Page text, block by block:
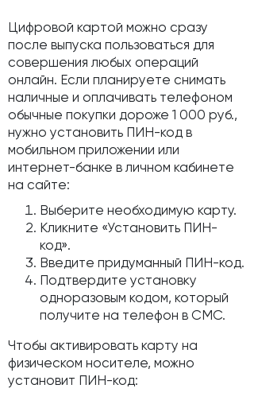
Цифровой картой можно сразу
после выпуска пользоваться для
совершения любых операций
онлайн. Если планируете снимать
наличные и оплачивать телефоном
обычные покупки дороже 1 000 руб.,
нужно установить ПИН-код в
мобильном приложении или
интернет-банке в личном кабинете
на сайте:
Выберите необходимую карту.
Кликните «Установить ПИН-
код».
Введите придуманный ПИН-код.
Подтвердите установку
одноразовым кодом, который
получите на телефон в СМС.
Чтобы активировать карту на
физическом носителе, можно
установит ПИН-код: